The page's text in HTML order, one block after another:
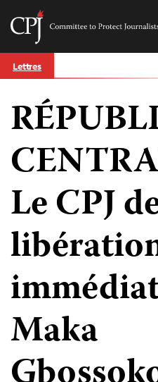
Skip
to
Committee
Journalists
Lettres
Le CPJ
Maka